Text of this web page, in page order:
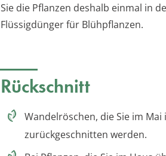
Sie die Pflanzen deshalb einmal in
Flüssigdünger für Blühpflanzen.
Rückschnitt
Wandelröschen, die Sie im
zurückgeschnitten werden.